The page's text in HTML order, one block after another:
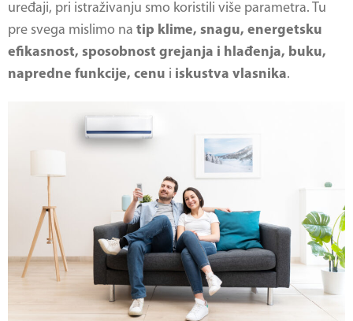
uređaji, pri istraživanju smo koristili više parametra. Tu
pre svega mislimo na tip klime, snagu, energetsku
efikasnost, sposobnost grejanja i hlađenja, buku,
napredne funkcije, cenu i iskustva vlasnika.